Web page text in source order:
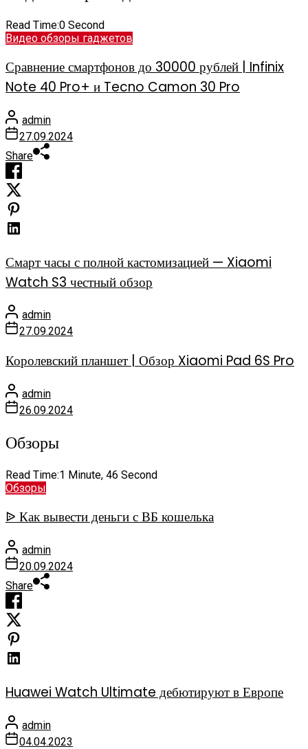
Read Time:0 Second
Видео обзоры гаджетов
Сравнение смартфонов до 30000 рублей | Infinix
Note 40 Pro+ и Tecno Camon 30 Pro
admin
27.09.2024
Share
Смарт часы с полной кастомизацией — Xiaomi
Watch S3 честный обзор
admin
27.09.2024
Королевский планшет | Обзор Xiaomi Pad 6S Pro
admin
26.09.2024
Обзоры
Read Time:1 Minute, 46 Second
Обзоры
ᐉ Как вывести деньги с ВБ кошелька
admin
20.09.2024
Share
Huawei Watch Ultimate дебютируют в Европе
admin
04.04.2023